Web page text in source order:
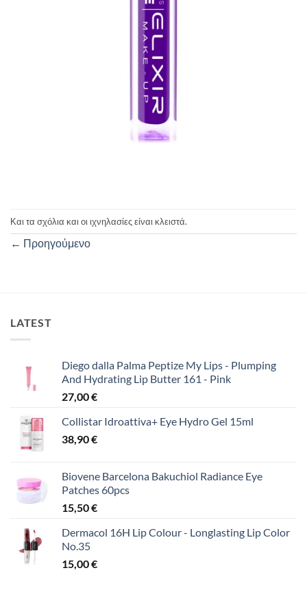
Και τα σχόλια και οι ιχνηλασίες είναι κλειστά.
← Προηγούμενο
LATEST
Diego dalla Palma Peptize My Lips - Plumping
And Hydrating Lip Butter 161 - Pink
27,00€
Collistar Idroattiva+ Eye Hydro Gel 15ml
38,90€
Biovene Barcelona Bakuchiol Radiance Eye
Patches 60pcs
15,50€
Dermacol 16H Lip Colour - Longlasting Lip Color
No.35
15,00€